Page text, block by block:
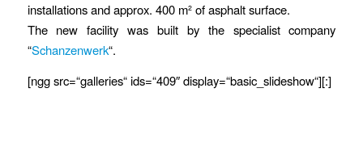
installations and approx. 400 m² of asphalt surface.
The new facility was built by the specialist company
“Schanzenwerk“.
[ngg src=“galleries“ ids=“409″ display=“basic_slideshow“][:]